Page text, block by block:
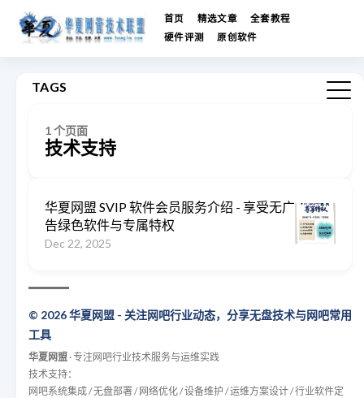
首页 精选文章
全套教程
硬件评测
原创软件
TAGS
1 个页面
技术支持
华夏网盟 SVIP 软件会员服务介绍 - 享受无广
告绿色软件与专属特权
Dec 22, 2025
© 2026 华夏网盟 - 关注网吧行业动态，分享无盘技术与网吧常用
工具
华夏网盟 · 专注网吧行业技术服务与运维实践
技术支持：
网吧系统集成 / 无盘部署 / 网络优化 / 设备维护 / 运维方案设计 / 行业软件定